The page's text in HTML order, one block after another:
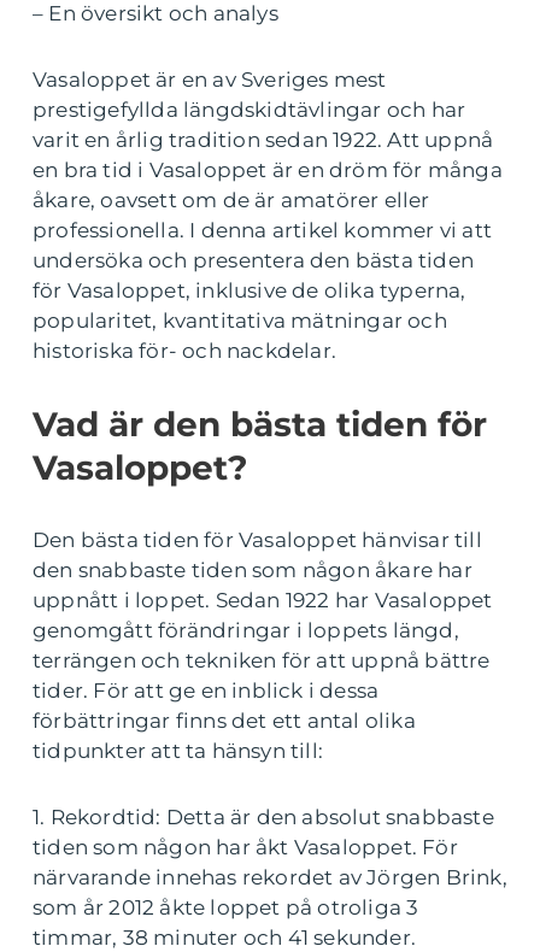
– En översikt och analys
Vasaloppet är en av Sveriges mest
prestigefyllda längdskidtävlingar och har
varit en årlig tradition sedan 1922. Att uppnå
en bra tid i Vasaloppet är en dröm för många
åkare, oavsett om de är amatörer eller
professionella. I denna artikel kommer vi att
undersöka och presentera den bästa tiden
för Vasaloppet, inklusive de olika typerna,
popularitet, kvantitativa mätningar och
historiska för- och nackdelar.
Vad är den bästa tiden för
Vasaloppet?
Den bästa tiden för Vasaloppet hänvisar till
den snabbaste tiden som någon åkare har
uppnått i loppet. Sedan 1922 har Vasaloppet
genomgått förändringar i loppets längd,
terrängen och tekniken för att uppnå bättre
tider. För att ge en inblick i dessa
förbättringar finns det ett antal olika
tidpunkter att ta hänsyn till:
1. Rekordtid: Detta är den absolut snabbaste
tiden som någon har åkt Vasaloppet. För
närvarande innehas rekordet av Jörgen Brink,
som år 2012 åkte loppet på otroliga 3
timmar, 38 minuter och 41 sekunder.